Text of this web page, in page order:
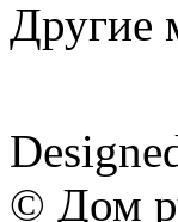
Другие
© Дом